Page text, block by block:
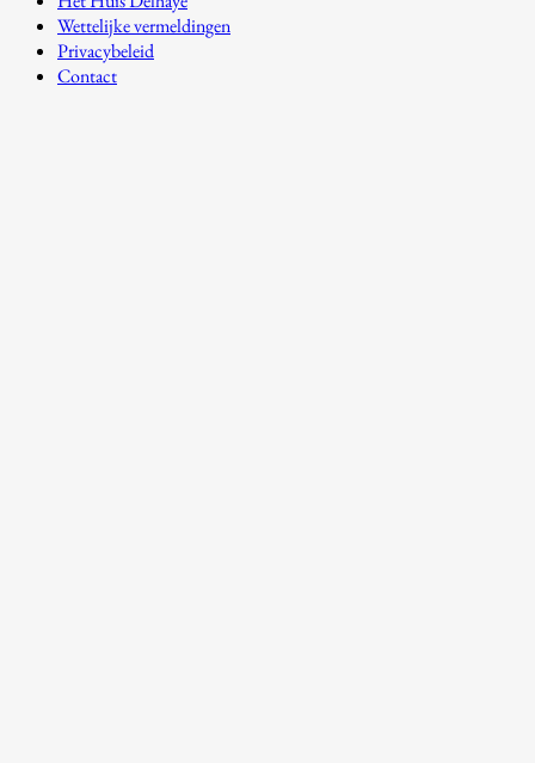
Wettelijke vermeldingen
Privacybeleid
Contact